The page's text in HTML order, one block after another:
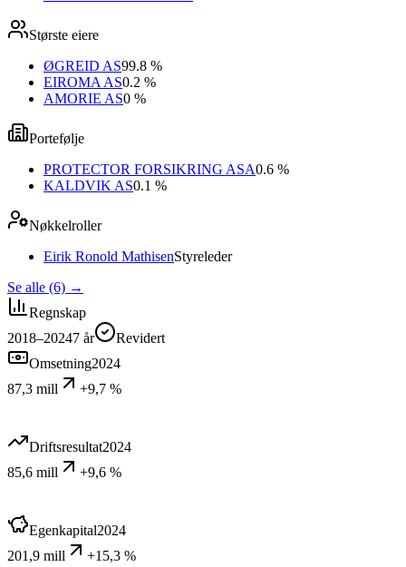
Største eiere
ØGREID AS99.8 %
EIROMA AS0.2 %
AMORIE AS0 %
Portefølje
PROTECTOR FORSIKRING ASA0.6 %
KALDVIK AS0.1 %
Nøkkelroller
Eirik Ronold MathisenStyreleder
Se alle (6) →
Regnskap
2018–20247 år
Revidert
Omsetning2024
87,3 mill
+9,7 %
Driftsresultat2024
85,6 mill
+9,6 %
Egenkapital2024
201,9 mill
+15,3 %